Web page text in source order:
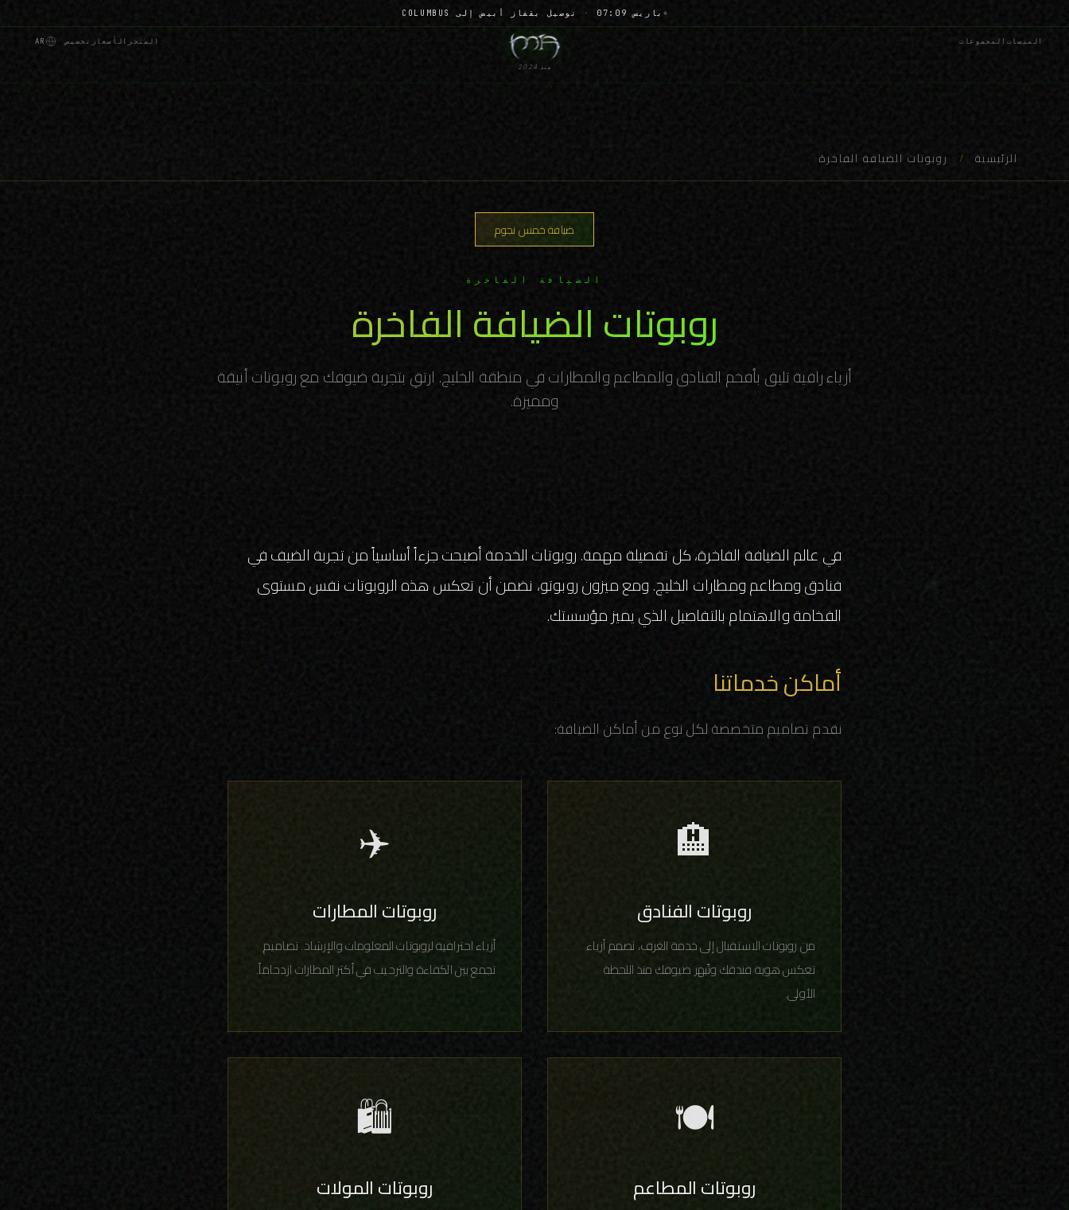
باريس 07:09 · توصيل بقفاز أبيض إلى COLUMBUS
المنصات المجموعات
منذ 2024
المتجر الأسعار تخصيص AR
الرئيسية / روبوتات الضيافة الفاخرة
ضيافة خمس نجوم
الضيافة الفاخرة
روبوتات الضيافة الفاخرة
أزياء راقية تليق بأفخم الفنادق والمطاعم والمطارات في منطقة الخليج. ارتقِ بتجربة ضيوفك مع روبوتات أنيقة
ومميزة.
في عالم الضيافة الفاخرة، كل تفصيلة مهمة. روبوتات الخدمة أصبحت جزءاً أساسياً من تجربة الضيف في
فنادق ومطاعم ومطارات الخليج. ومع ميزون روبوتو، نضمن أن تعكس هذه الروبوتات نفس مستوى
الفخامة والاهتمام بالتفاصيل الذي يميز مؤسستك.
أماكن خدماتنا
نقدم تصاميم متخصصة لكل نوع من أماكن الضيافة:
🏨
روبوتات الفنادق
من روبوتات الاستقبال إلى خدمة الغرف، نصمم أزياء
تعكس هوية فندقك وتُبهر ضيوفك منذ اللحظة
الأولى.
✈️
روبوتات المطارات
أزياء احترافية لروبوتات المعلومات والإرشاد. تصاميم
تجمع بين الكفاءة والترحيب في أكثر المطارات ازدحاماً.
🍽️
روبوتات المطاعم
🛍️
روبوتات المولات